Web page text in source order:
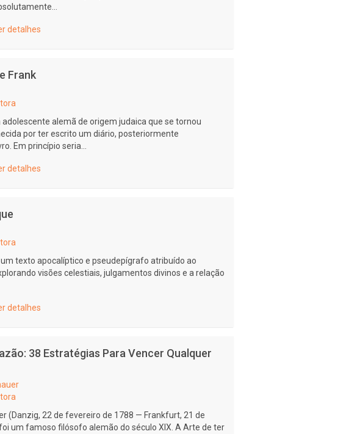
detalhes
Frank
alemã de origem judaica que se tornou
por ter escrito um diário, posteriormente
Em princípio seria...
detalhes
um texto apocalíptico e pseudepígrafo atribuído ao
visões celestiais, julgamentos divinos e a relação
detalhes
38 Estratégias Para Vencer Qualquer
(Danzig, 22 de fevereiro de 1788 — Frankfurt, 21 de
um famoso filósofo alemão do século XIX. A Arte de ter